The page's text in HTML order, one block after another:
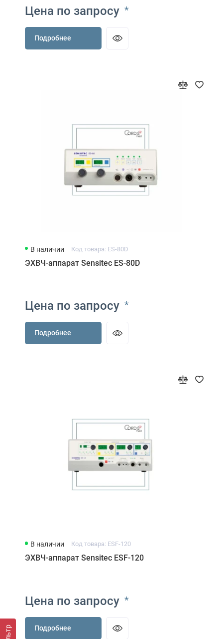
Цена по запросу *
Подробнее
В наличии Код товара: ES-80D
ЭХВЧ-аппарат Sensitec ES-80D
Цена по запросу *
Подробнее
В наличии Код товара: ESF-120
ЭХВЧ-аппарат Sensitec ESF-120
Цена по запросу *
Подробнее